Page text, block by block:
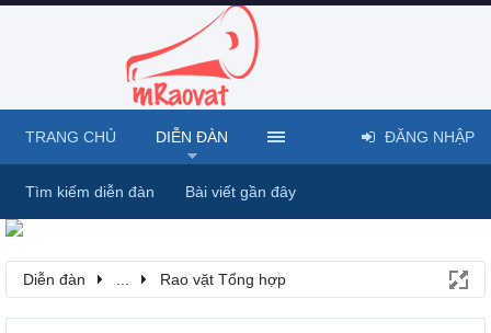
Diễn đàn Rao vặt Tổng hợp
TRANG CHỦ DIỄN ĐÀN
Tìm kiếm diễn đàn Bài viết gần đây
ĐĂNG NHẬP